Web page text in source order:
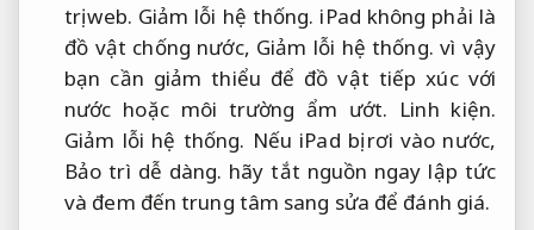
trị web. Giảm lỗi hệ thống. iPad không phải là
đồ vật chống nước, Giảm lỗi hệ thống. vì vậy
bạn cần giảm thiểu để đồ vật tiếp xúc với
nước hoặc môi trường ẩm ướt. Linh kiện.
Giảm lỗi hệ thống. Nếu iPad bị rơi vào nước,
Bảo trì dễ dàng. hãy tắt nguồn ngay lập tức
và đem đến trung tâm sang sửa để đánh giá.